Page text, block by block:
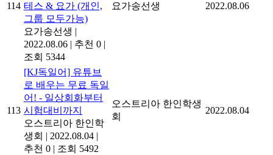
114 테스 & 요가 (개인,
그룹 모두가능)
요가송선생 |
2022.08.06 | 추천 0 |
조회 5344
요가송선생 2022.08.06
113
[KJ독일어] 유튜브
로 배우는 무료 독일
어! - 일상회화부터
시험대비까지
오스트리아 한인학
생회 | 2022.08.04 |
추천 0 | 조회 5492
오스트리아 한인학생
회
2022.08.04